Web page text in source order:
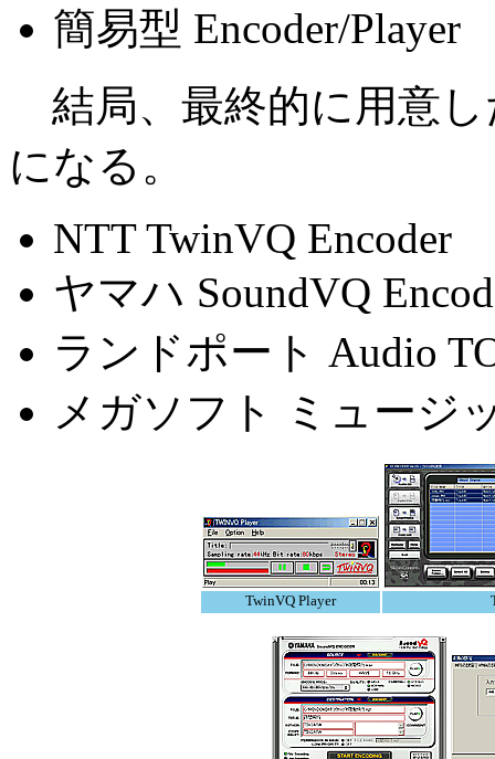
簡易型 Encoder/Player
結局、最終的に用意
になる。
NTT TwinVQ Encoder
ヤマハ SoundVQ
ランドポート Audio
メガソフト ミュージ
TwinVQ Player